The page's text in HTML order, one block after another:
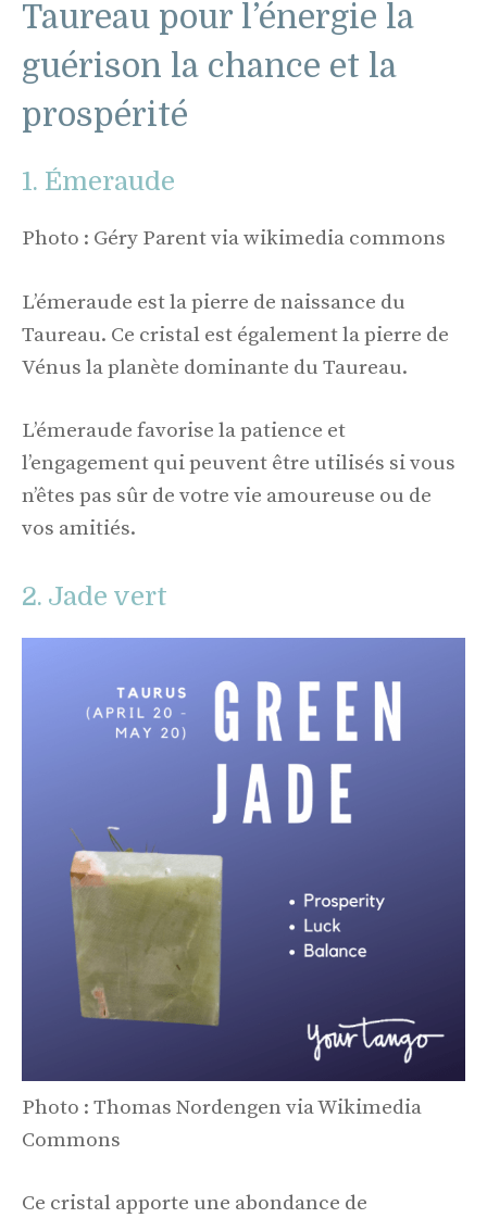
Taureau pour l’énergie la
guérison la chance et la
prospérité
1. Émeraude
Photo : Géry Parent via wikimedia commons
L’émeraude est la pierre de naissance du
Taureau. Ce cristal est également la pierre de
Vénus la planète dominante du Taureau.
L’émeraude favorise la patience et
l’engagement qui peuvent être utilisés si vous
n’êtes pas sûr de votre vie amoureuse ou de
vos amitiés.
2. Jade vert
Photo : Thomas Nordengen via Wikimedia
Commons
Ce cristal apporte une abondance de